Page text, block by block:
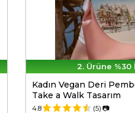
2. Ürüne
Kadın Vegan Deri
Take a Walk Tasarım
4.8 (5) 📷